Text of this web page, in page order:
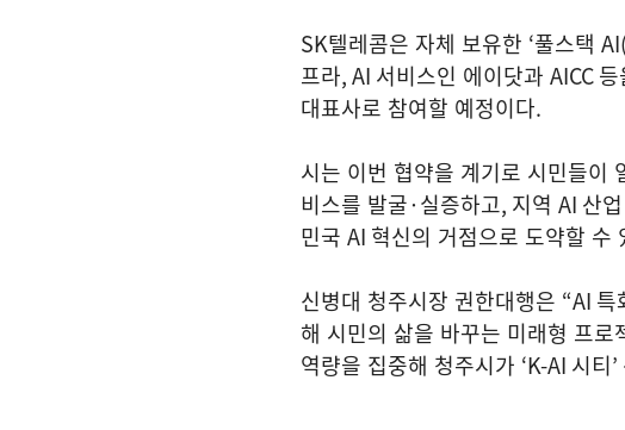
SK텔레콤은 자체 보유한 ‘풀스택
프라, AI 서비스인 에이닷과 AICC
대표사로 참여할 예정이다.
시는 이번 협약을 계기로 시민들이
비스를 발굴·실증하고, 지역 AI 산
민국 AI 혁신의 거점으로 도약할 수
신병대 청주시장 권한대행은 “AI 특
해 시민의 삶을 바꾸는 미래형 프로
역량을 집중해 청주시가 ‘K-AI 시티’